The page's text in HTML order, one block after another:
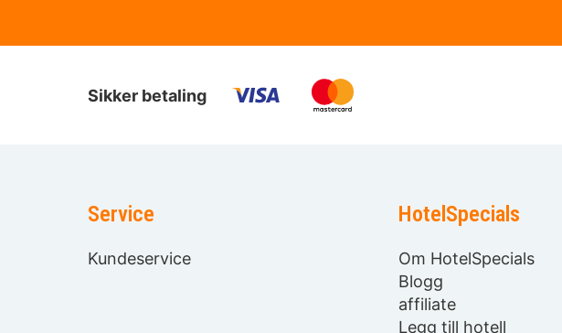
Sikker betaling
Service
Kundeservice
HotelSpecials
Om HotelSpecials
Blogg
affiliate
Legg till hotell